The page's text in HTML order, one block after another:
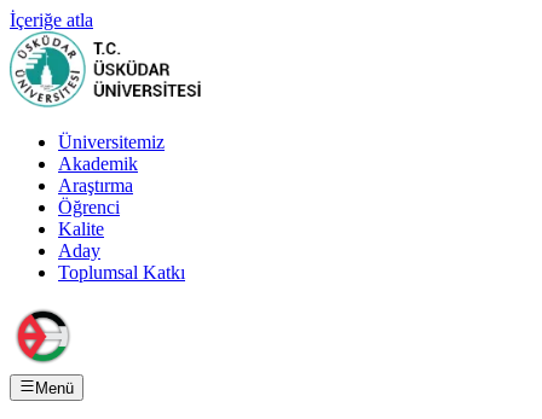
İçeriğe atla
Üniversitemiz
Akademik
Araştırma
Öğrenci
Kalite
Aday
Toplumsal Katkı
Menü